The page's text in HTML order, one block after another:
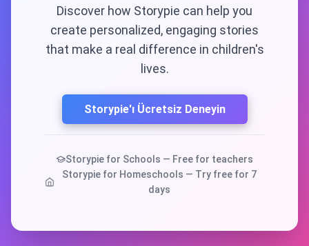
Discover how Storypie can help you
create personalized, engaging stories
that make a real difference in children's
lives.
Storypie'ı Ücretsiz Deneyin
Storypie for Schools — Free for teachers
Storypie for Homeschools — Try free for 7
days